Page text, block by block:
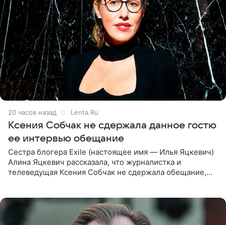
20 часов назад Lenta.Ru
Ксения Собчак не сдержала данное гостю
ее интервью обещание
Сестра блогера Exile (настоящее имя — Илья Яцкевич)
Алина Яцкевич рассказала, что журналистка и
телеведущая Ксения Собчак не сдержала обещание,